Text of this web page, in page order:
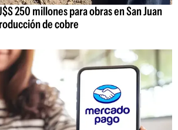
250 millones para obras en San Juan
de cobre